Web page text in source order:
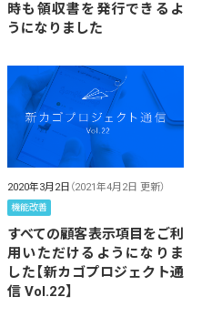
時も領収書を発行できるよ
うになりました
2020年3月2日 （2021年4月2日 更新）
機能改善
すべての顧客表示項目をご利
用いただけるようになりま
した【新カゴプロジェクト通
信 Vol.22】